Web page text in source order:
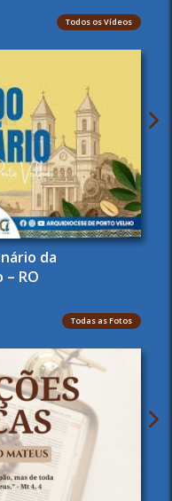
Todos os Vídeos
da
RO
Todas as Fotos